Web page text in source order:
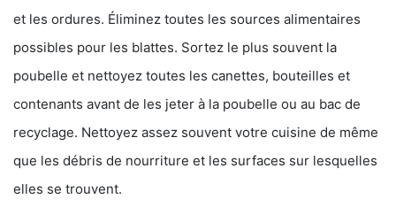
et les ordures. Éliminez toutes les sources alimentaires
possibles pour les blattes. Sortez le plus souvent la
poubelle et nettoyez toutes les canettes, bouteilles et
contenants avant de les jeter à la poubelle ou au bac de
recyclage. Nettoyez assez souvent votre cuisine de même
que les débris de nourriture et les surfaces sur lesquelles
elles se trouvent.